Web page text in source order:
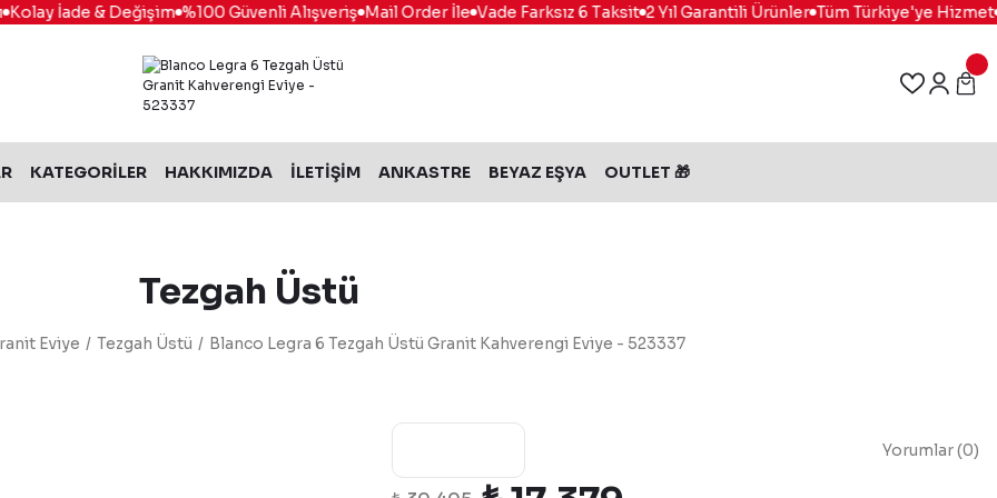
İade & Değişim %100 Güvenli Alışveriş Mail Order İle Vade Farksız 6 Taksit 2 Yıl Garantili Ürünler Tüm Türkiye'ye Hizmet
KATEGORİLER HAKKIMIZDA İLETİŞİM ANKASTRE BEYAZ EŞYA OUTLET 🎁
Tezgah Üstü
Eviye Tezgah Üstü Blanco Legra 6 Tezgah Üstü Granit Kahverengi Eviye - 523337
Yorumlar (0)